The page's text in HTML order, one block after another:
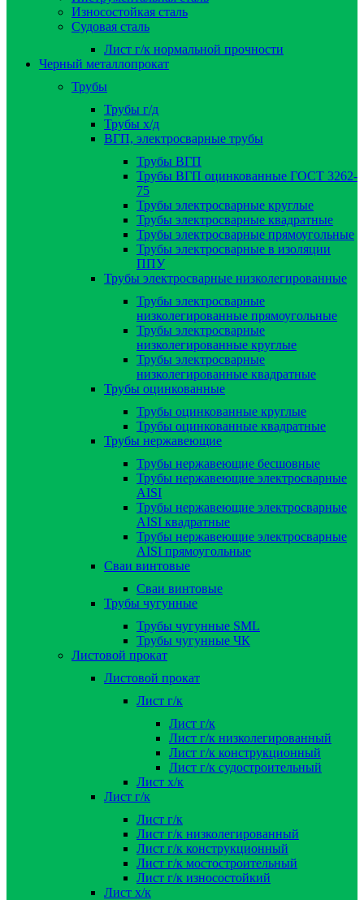
Износостойкая сталь
Судовая сталь
Лист г/к нормальной прочности
Черный металлопрокат
Трубы
Трубы г/д
Трубы х/д
ВГП, электросварные трубы
Трубы ВГП
Трубы ВГП оцинкованные ГОСТ 3262-
75
Трубы электросварные круглые
Трубы электросварные квадратные
Трубы электросварные прямоугольные
Трубы электросварные в изоляции
ППУ
Трубы электросварные низколегированные
Трубы электросварные
низколегированные прямоугольные
Трубы электросварные
низколегированные круглые
Трубы электросварные
низколегированные квадратные
Трубы оцинкованные
Трубы оцинкованные круглые
Трубы оцинкованные квадратные
Трубы нержавеющие
Трубы нержавеющие бесшовные
Трубы нержавеющие электросварные
AISI
Трубы нержавеющие электросварные
AISI квадратные
Трубы нержавеющие электросварные
AISI прямоугольные
Сваи винтовые
Сваи винтовые
Трубы чугунные
Трубы чугунные SML
Трубы чугунные ЧК
Листовой прокат
Листовой прокат
Лист г/к
Лист г/к
Лист г/к низколегированный
Лист г/к конструкционный
Лист г/к судостроительный
Лист х/к
Лист г/к
Лист г/к
Лист г/к низколегированный
Лист г/к конструкционный
Лист г/к мостостроительный
Лист г/к износостойкий
Лист х/к